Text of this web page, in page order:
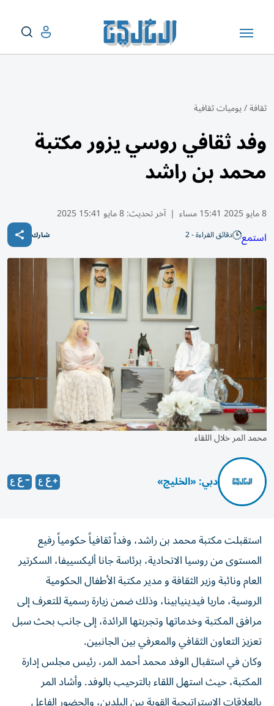
ثقافة/يوميات ثقافية
وفد ثقافي روسي يزور مكتبة
محمد بن راشد
8 مايو 2025 15:41 مساء | آخر تحديث:8 مايو 15:41 2025
استمع دقائق القراءة - 2 شارك
محمد المر خلال اللقاء
دبي: «الخليج»
استقبلت مكتبة محمد بن راشد، وفداً ثقافياً حكومياً رفيع
المستوى من روسيا الاتحادية، برئاسة جانا أليكسييفا، السكرتير
العام ونائبة وزير الثقافة و مدير مكتبة الأطفال الحكومية
الروسية، ماريا فيدينيابينا، وذلك ضمن زيارة رسمية للتعرف إلى
مرافق المكتبة وخدماتها وتجربتها الرائدة، إلى جانب بحث سبل
تعزيز التعاون الثقافي والمعرفي بين الجانبين.
وكان في استقبال الوفد محمد أحمد المر، رئيس مجلس إدارة
المكتبة، حيث استهل اللقاء بالترحيب بالوفد. وأشاد المر